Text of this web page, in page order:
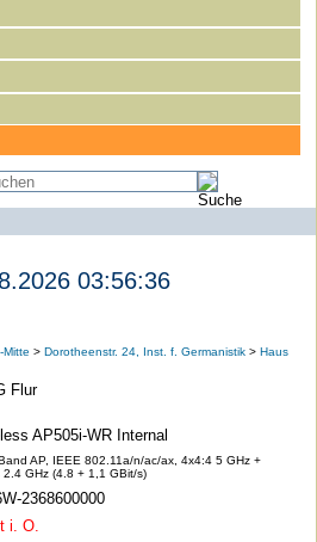
03:56:36
Mitte >Dorotheenstr. 24, Inst. f. Germanistik >Haus
Flur
AP505i-WR Internal
AP, IEEE 802.11a/n/ac/ax, 4x4:4 5 GHz +
2.4 GHz (4.8 + 1,1 GBit/s)
2368600000
i. O.